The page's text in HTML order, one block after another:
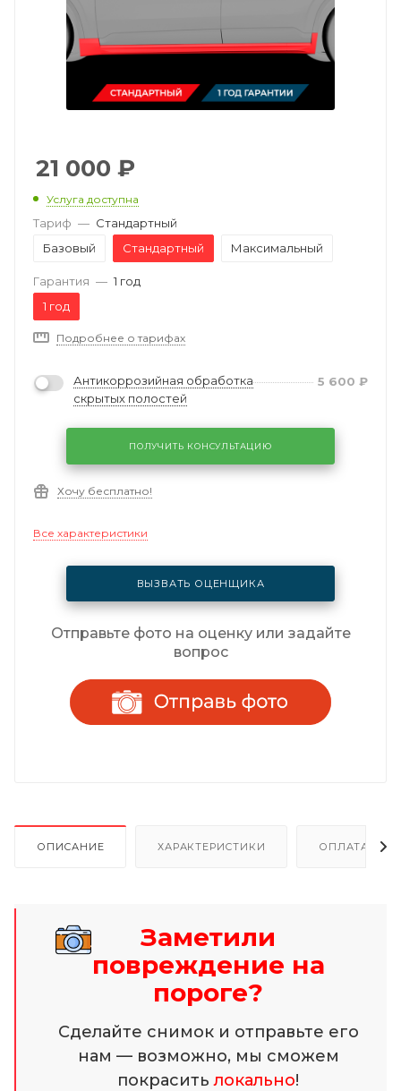
21 000 ₽
Услуга доступна
Тариф — Стандартный
Базовый
Стандартный Максимальный
Гарантия — 1 год
1 год
Подробнее о тарифах
Антикоррозийная обработка
скрытых полостей
5 600 ₽
ПОЛУЧИТЬ КОНСУЛЬТАЦИЮ
Хочу бесплатно!
Все характеристики
ВЫЗВАТЬ ОЦЕНЩИКА
Отправьте фото на оценку или задайте
вопрос
ОПИСАНИЕ ХАРАКТЕРИСТИКИ ОПЛАТА И
Заметили
повреждение на
пороге?
Сделайте снимок и отправьте его
нам — возможно, мы сможем
покраситьлокально!